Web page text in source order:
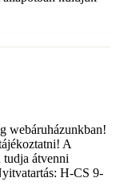
webáruházunkban!
A
tudja átvenni
H-CS 9-